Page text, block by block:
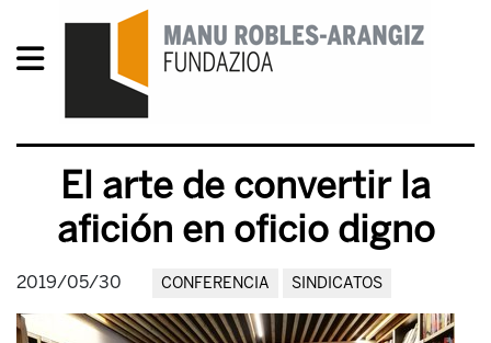
El arte de convertir la
afición en oficio digno
2019/05/30 CONFERENCIA SINDICATOS